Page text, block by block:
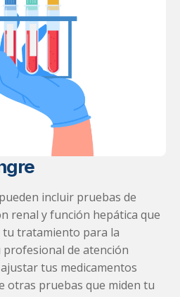
incluir pruebas de
renal y función hepática que
tratamiento para la
de atención
tus medicamentos
otras pruebas que miden tu